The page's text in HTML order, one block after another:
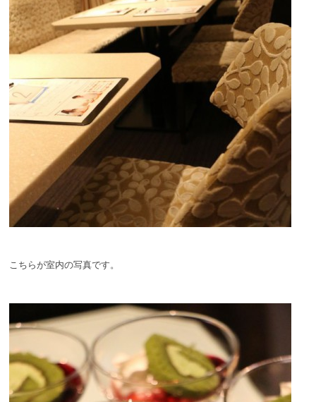
こちらが室内の写真です。